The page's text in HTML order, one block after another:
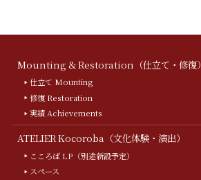
Mounting & Restoration（仕立て・修復）
仕立て Mounting
修復 Restoration
実績 Achievements
ATELIER Kocoroba（文化体験・演出）
こころば LP（別途新設予定）
スペース